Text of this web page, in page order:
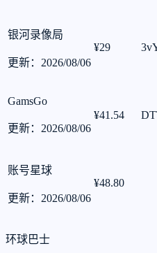
银河录像局
更新：2026/08/06
¥29
GamsGo
更新：2026/08/06
¥41.54
账号星球
更新：2026/08/06
¥48.80
环球巴士